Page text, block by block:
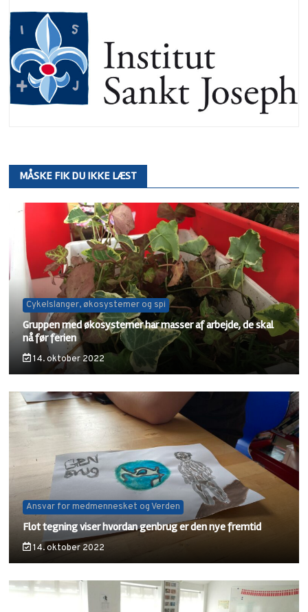
MÅSKE FIK DU IKKE LÆST
Cykelslanger, økosystemer og spi
Gruppen med økosystemer har masser af arbejde, de skal
nå før ferien
14. oktober 2022
Ansvar for medmennesket og Verden
Flot tegning viser hvordan genbrug er den nye fremtid
14. oktober 2022